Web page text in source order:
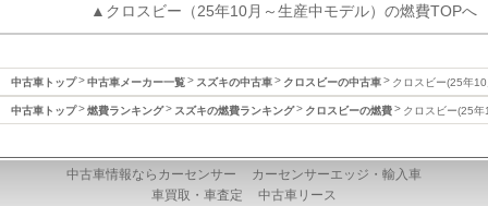
▲クロスビー（25年10月～生産中モデル）の燃費TOPへ
中古車トップ 中古車メーカー一覧 スズキの中古車 クロスビーの中古車 クロスビー(25年
中古車トップ 燃費ランキング スズキの燃費ランキング クロスビーの燃費 クロスビー(25
中古車情報ならカーセンサー
カーセンサーエッジ・輸入車
車買取・車査定
中古車リース